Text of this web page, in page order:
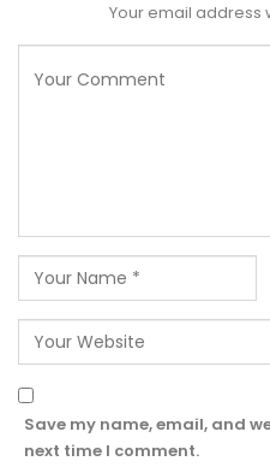
Your email address
Save my name, email, and
next time I comment.